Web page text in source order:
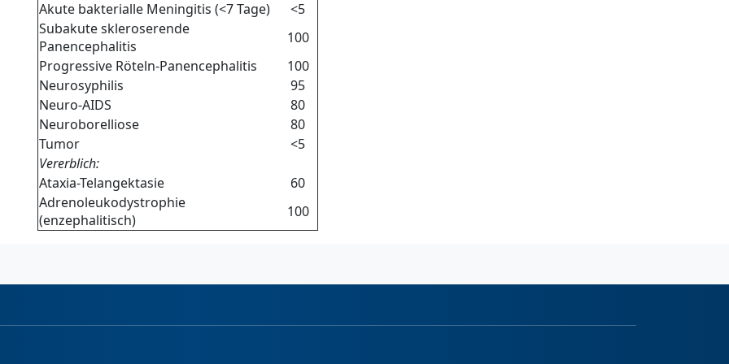
Akute bakterialle Meningitis (<7 Tage)
<5
Subakute skleroserende
Panencephalitis
100
Progressive Röteln-Panencephalitis
100
Neurosyphilis
95
Neuro-AIDS
80
Neuroborelliose
80
Tumor
<5
Vererblich:
Ataxia-Telangektasie
60
Adrenoleukodystrophie
(enzephalitisch)
100